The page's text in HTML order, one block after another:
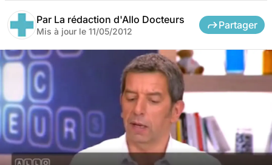
Par La rédaction d'Allo Docteurs
Mis à jour le 11/05/2012
Partager